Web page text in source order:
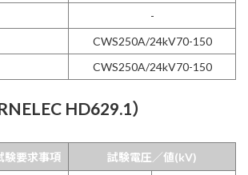
-
CWS250A/24kV70-150
CWS250A/24kV70-150
HD629.1）
験要求事項
試験電圧／値(kV)